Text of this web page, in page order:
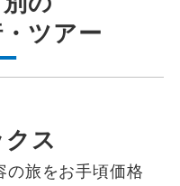
ツアー
クス
の旅をお手頃価格